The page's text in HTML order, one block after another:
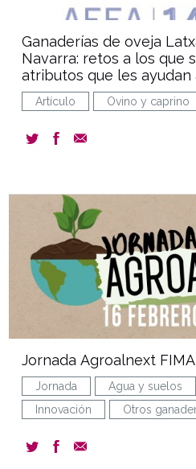
Ganaderías de oveja
Navarra: retos a los que
atributos que les
Artículo Ovino y caprino
Jornada Agroalnext FIMA
Jornada Agua y suelos
Innovación
Otros